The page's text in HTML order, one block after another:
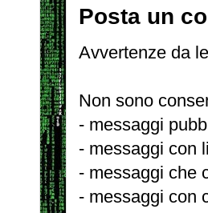
Posta un
Avvertenze da
Non sono
- messaggi
- messaggi con
- messaggi che
- messaggi con